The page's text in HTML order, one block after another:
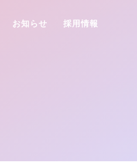
お知らせ 採用情報